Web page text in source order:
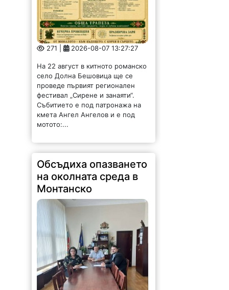
271 | 2026-08-07 13:27:27
На 22 август в китното романско
село Долна Бешовица ще се
проведе първият регионален
фестивал „Сирене и занаяти“.
Събитието е под патронажа на
кмета Ангел Ангелов и е под
мотото:...
Обсъдиха опазването
на околната среда в
Монтанско